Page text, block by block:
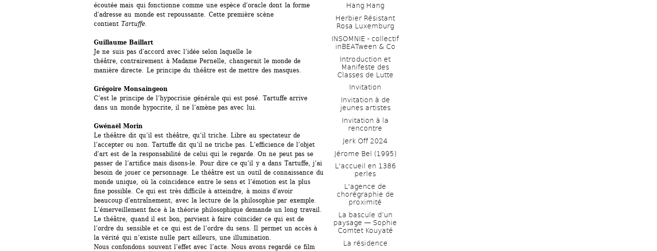
écoutée mais qui fonctionne comme une espèce d’oracle dont la forme
d’adresse au monde est repoussante. Cette première scène
contient Tartuffe.
Guillaume Baillart
Je ne suis pas d’accord avec l’idée selon laquelle le
théâtre, contrairement à Madame Pernelle, changerait le monde de
manière directe. Le principe du théâtre est de mettre des masques.
Grégoire Monsaingeon
C’est le principe de l’hypocrisie générale qui est posé. Tartuffe arrive
dans un monde hypocrite, il ne l’amène pas avec lui.
Gwénaël Morin
Le théâtre dit qu’il est théâtre, qu’il triche. Libre au spectateur de
l’accepter ou non. Tartuffe dit qu’il ne triche pas. L’efficience de l’objet
d’art est de la responsabilité de celui qui le regarde. On ne peut pas se
passer de l’artifice mais disons-le. Pour dire ce qu’il y a dans Tartuffe, j’ai
besoin de jouer ce personnage. Le théâtre est un outil de connaissance du
monde unique, où la coïncidence entre le sens et l’émotion est la plus
fine possible. Ce qui est très difficile à atteindre, à moins d’avoir
beaucoup d’entraînement, avec la lecture de la philosophie par exemple.
L’émerveillement face à la théorie philosophique demande un long travail.
Le théâtre, quand il est bon, parvient à faire coïncider ce qui est de
l’ordre du sensible et ce qui est de l’ordre du sens. Il permet un accès à
la vérité qui n’existe nulle part ailleurs, une illumination.
Nous confondons souvent l’effet avec l’acte. Nous avons regardé ce film
Hang Hang
Herbier Résistant
Rosa Luxemburg
INSOMNIE - collectif
inBEATween & Co
Introduction et
Manifeste des
Classes de Lutte
Invitation
Invitation à de
jeunes artistes
Invitation à la
rencontre
Jerk Off 2024
Jérome Bel (1995)
L'accueil en 1386
perles
L'agence de
chorégraphie de
proximité
La bascule d’un
paysage — Sophie
Comtet Kouyaté
La résidence